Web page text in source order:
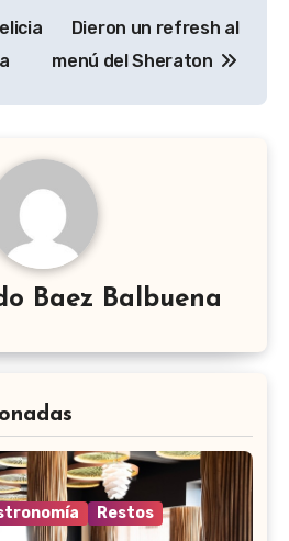
Dieron un refresh al
menú del Sheraton
Baez Balbuena
Restos